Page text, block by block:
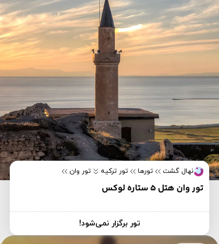
نهال گشت تورها تور ترکیه تور وان
تور وان هتل 5 ستاره لوکس
تور برگزار نمی‌شود!